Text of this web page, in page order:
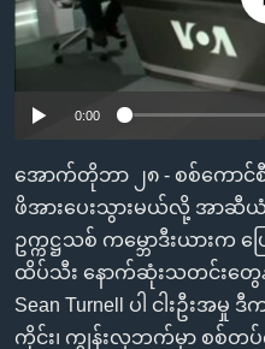
အ
ညွန်း
စာမျက်နှာ
ကြည့်
ရန်
ရှာဖွေ
ရန်
နေရာ
သို့
သုတပဒေသာ အင်္ဂလိပ်စာ
Learning English
ဗွီအိုအေ လူမှုကွန်ယက်များ
ဘာသာစကားများ
0:00
အောက်တိုဘာ ၂၈ - စစ်ကောင်
ဖိအားပေးသွားမယ်လို့ အာ
ဥက္ကဋ္ဌသစ် ကမ္ဘောဒီးယား
ထိပ်သီး နောက်ဆုံးသတင်းတွေ
Sean Turnell ပါ ငါးဦးအမှု
ကိုင်း၊ ကျွန်းလှဘက်မှာ စစ်တ